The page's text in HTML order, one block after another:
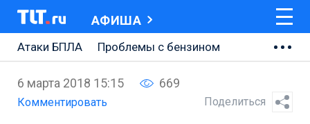
АФИША
Атаки БПЛА
Проблемы с бензином
Ремонт Центральной площади
6 марта 2018 15:15 669
Комментировать Поделиться